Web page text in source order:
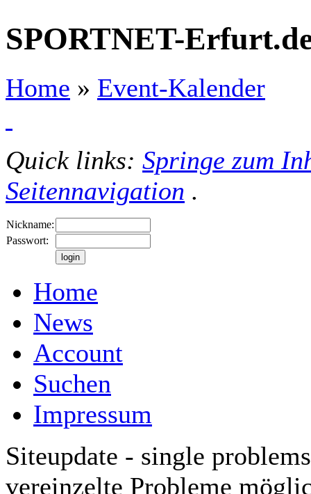
SPORTNET-
Home » Event-Kalender
Quick links: Springe zum
Seitennavigation .
Nickname:
Passwort:
Home
News
Account
Suchen
Impressum
Siteupdate - single
vereinzelte Probleme